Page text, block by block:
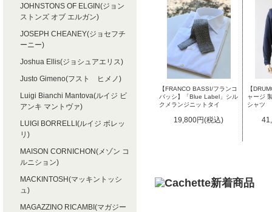
【FRANCO BASSI/フランコ
バッシ】「Blue Label」シル
クメランジニットタイ
19,800円(税込)
【
ャージ
シャツ
JOHNSTONS OF ELGIN(ジョン
ストンズ オブ エルガン)
JOSEPH CHEANEY(ジョセフチ
ーニー)
Joshua Ellis(ジョシュアエリス)
Justo Gimeno(フスト ヒメノ)
Luigi Bianchi Mantova(ルイジ ビ
アンキ マントヴァ)
LUIGI BORRELLI(ルイジ ボレッ
リ)
MAISON CORNICHON(メゾン コ
ルニション)
MACKINTOSH(マッキントッシ
ュ)
MAGAZZINO RICAMBI(マガジー